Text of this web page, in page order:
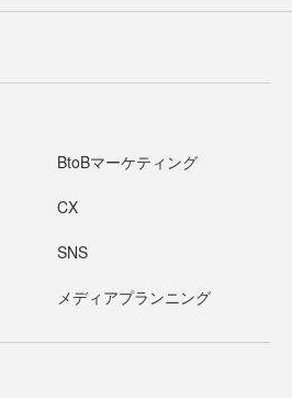
BtoBマーケティング
CX
SNS
メディアプランニング